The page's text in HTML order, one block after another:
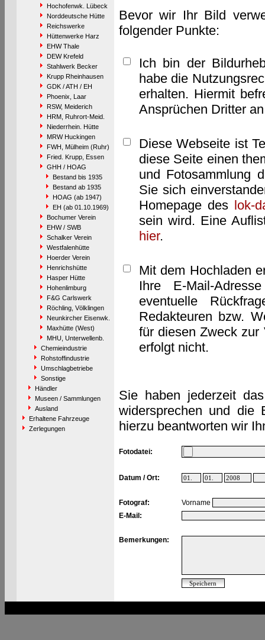
Hochofenwk. Lübeck
Norddeutsche Hütte
Reichswerke
Hüttenwerke Harz
EHW Thale
DEW Krefeld
Stahlwerk Becker
Krupp Rheinhausen
GDK / ATH / EH
Phoenix, Laar
RSW, Meiderich
HRM, Ruhrort-Meid.
Niederrhein. Hütte
MRW Huckingen
FWH, Mülheim (Ruhr)
Fried. Krupp, Essen
GHH / HOAG
Bestand bis 1935
Bestand ab 1935
HOAG (ab 1947)
EH (ab 01.10.1969)
Bochumer Verein
EHW / SWB
Schalker Verein
Westfalenhütte
Hoerder Verein
Henrichshütte
Hasper Hütte
Hohenlimburg
F&G Carlswerk
Röchling, Völklingen
Neunkircher Eisenwk.
Maxhütte (West)
MHU, Unterwellenb.
Chemieindustrie
Rohstoffindustrie
Umschlagbetriebe
Sonstige
Händler
Museen / Sammlungen
Ausland
Erhaltene Fahrzeuge
Zerlegungen
Bevor wir Ihr Bild
folgender Punkte:
Ich bin der
habe die
erhalten. Hiermit
Ansprüchen Dritter
Diese Webseite ist
diese Seite einen
und Fotosammlung
Sie sich
Homepage des lok-
sein wird. Eine
hier.
Mit dem Hochladen
Ihre E-Mail-
eventuelle
Redakteuren bzw.
für diesen Zweck zur
erfolgt nicht.
Sie haben jederzeit
widersprechen und die
hierzu beantworten wir
Fotodatei:
Datum / Ort:
Fotograf:
Vorname
E-Mail:
Bemerkungen: